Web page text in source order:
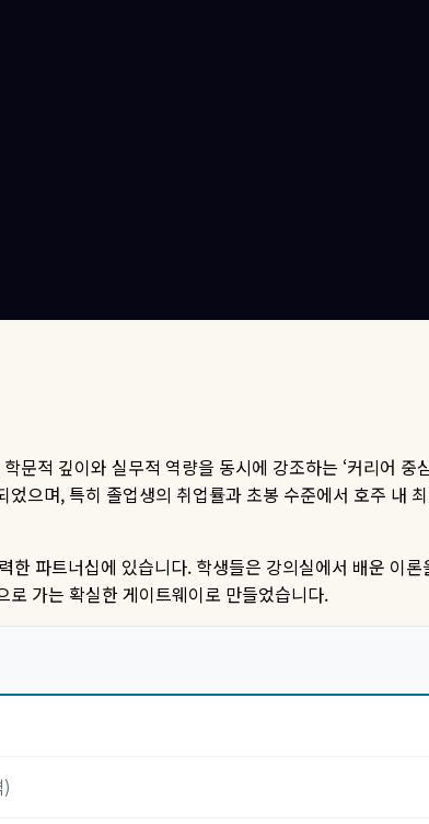
학문적 깊이와 실무적 역량을 동시에 강조하는 ‘커리어 중
었으며,특히 졸업생의 취업률과 초봉 수준에서 호주 내
한 파트너십에 있습니다. 학생들은 강의실에서 배운 이
가는 확실한 게이트웨이로 만들었습니다.